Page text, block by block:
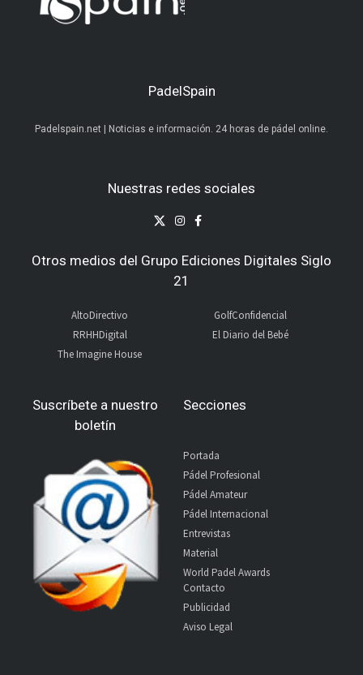
PadelSpain
Padelspain.net | Noticias e información. 24 horas de pádel online.
Nuestras redes sociales
Otros medios del Grupo Ediciones Digitales Siglo
21
AltoDirectivo
RRHHDigital
The Imagine House
GolfConfidencial
El Diario del Bebé
Suscríbete a nuestro
boletín
Secciones
Portada
Pádel Profesional
Pádel Amateur
Pádel Internacional
Entrevistas
Material
World Padel Awards
Contacto
Publicidad
Aviso Legal